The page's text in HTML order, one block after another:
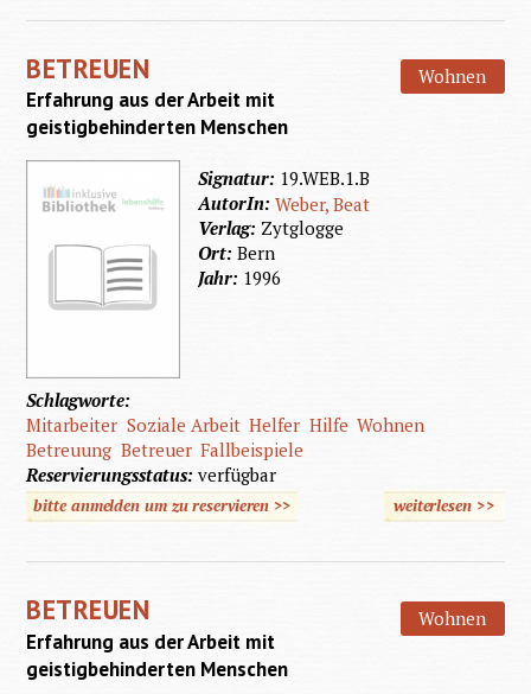
BETREUEN Wohnen
Erfahrung aus der Arbeit mit
geistigbehinderten Menschen
Signatur: 19.WEB.1.B
AutorIn:Weber, Beat
Verlag: Zytglogge
Ort:Bern
Jahr: 1996
Schlagworte:
Mitarbeiter Soziale Arbeit Helfer Hilfe Wohnen
Betreuung Betreuer Fallbeispiele
Reservierungsstatus:verfügbar
bitte anmelden um zu reservieren >> weiterlesen
über
>>
BETREUEN Wohnen
Erfahrung aus der Arbeit mit
geistigbehinderten Menschen